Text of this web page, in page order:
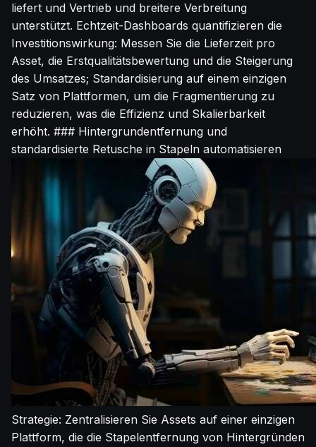
liefert und Vertrieb und breitere Verbreitung
unterstützt. Echtzeit-Dashboards quantifizieren die
Investitionswirkung: Messen Sie die Lieferzeit pro
Asset, die Erstqualitätsbewertung und die Steigerung
des Umsatzes; Standardisierung auf einem einzigen
Satz von Plattformen, um die Fragmentierung zu
reduzieren, was die Effizienz und Skalierbarkeit
erhöht. ### Hintergrundentfernung und
standardisierte Retusche in Stapeln automatisieren
Strategie: Zentralisieren Sie Assets auf einer einzigen
Plattform, die die Stapelentfernung von Hintergründen